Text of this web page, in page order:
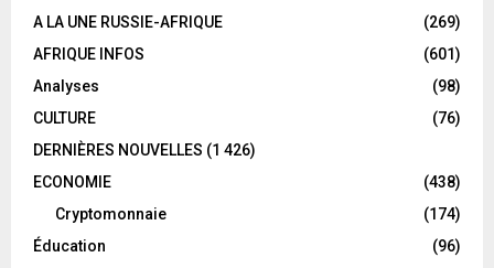
A LA UNE RUSSIE-AFRIQUE
(269)
AFRIQUE INFOS
(601)
Analyses
(98)
CULTURE
(76)
DERNIÈRES NOUVELLES (1 426)
ECONOMIE
(438)
Cryptomonnaie
(174)
Éducation
(96)